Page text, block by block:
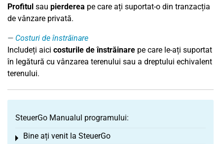
Profitul sau pierderea pe care ați suportat-o din tranzacția
de vânzare privată.
Costuri de înstrăinare
Includeți aici costurile de înstrăinare pe care le-ați suportat
în legătură cu vânzarea terenului sau a dreptului echivalent
terenului.
SteuerGo Manualul programului:
Bine ați venit la SteuerGo
Toggle menu